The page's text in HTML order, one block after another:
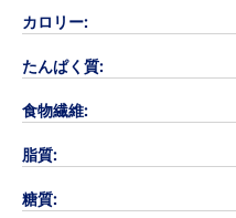
カロリー:
たんぱく質:
食物繊維:
脂質:
糖質: